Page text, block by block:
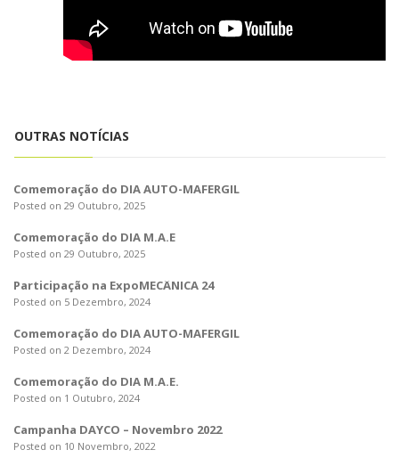
OUTRAS NOTÍCIAS
Comemoração do DIA AUTO-MAFERGIL
Posted on 29 Outubro, 2025
Comemoração do DIA M.A.E
Posted on 29 Outubro, 2025
Participação na ExpoMECÂNICA 24
Posted on 5 Dezembro, 2024
Comemoração do DIA AUTO-MAFERGIL
Posted on 2 Dezembro, 2024
Comemoração do DIA M.A.E.
Posted on 1 Outubro, 2024
Campanha DAYCO – Novembro 2022
Posted on 10 Novembro, 2022